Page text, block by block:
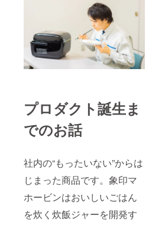
プロダクト誕生ま
でのお話
社内の“もったいない”からは
じまった商品です。象印マ
ホービンはおいしいごはん
を炊く炊飯ジャーを開発す